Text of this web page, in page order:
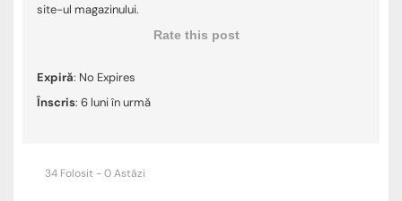
site-ul magazinului.
Rate this post
Expiră: No Expires
Înscris: 6 luni în urmă
34 Folosit - 0 Astăzi